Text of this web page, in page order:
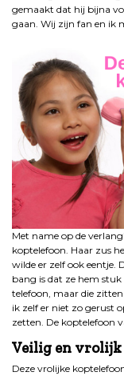
gemaakt dat hij bijna
gaan. Wij zijn fan en ik
Met name op de
koptelefoon. Haar zus
wilde er zelf ook eentje.
bang is dat ze hem
telefoon, maar die
ik zelf er niet zo gerust
zetten. De koptelefoon
Veilig en
Deze vrolijke